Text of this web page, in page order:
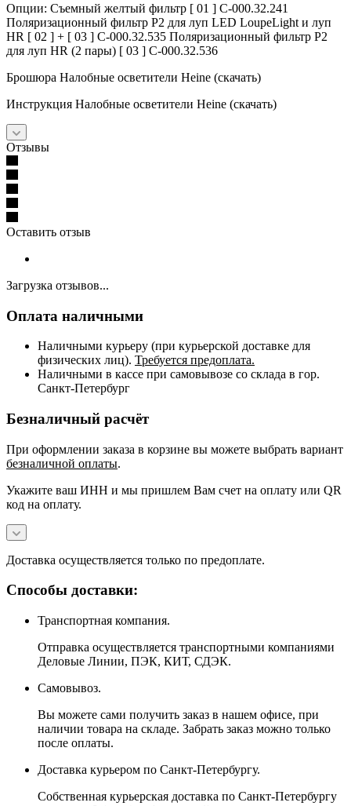
Опции: Съемный желтый фильтр [ 01 ] C-000.32.241
Поляризационный фильтр P2 для луп LED LoupeLight и луп
HR [ 02 ] + [ 03 ] C-000.32.535 Поляризационный фильтр P2
для луп HR (2 пары) [ 03 ] C-000.32.536
Брошюра Налобные осветители Heine (скачать)
Инструкция Налобные осветители Heine (скачать)
Отзывы
Оставить отзыв
Загрузка отзывов...
Оплата наличными
Наличными курьеру (при курьерской доставке для
физических лиц). Требуется предоплата.
Наличными в кассе при самовывозе со склада в гор.
Санкт-Петербург
Безналичный расчёт
При оформлении заказа в корзине вы можете выбрать вариант
безналичной оплаты.
Укажите ваш ИНН и мы пришлем Вам счет на оплату или QR
код на оплату.
Доставка осуществляется только по предоплате.
Способы доставки:
Транспортная компания.
Отправка осуществляется транспортными компаниями
Деловые Линии, ПЭК, КИТ, СДЭК.
Самовывоз.
Вы можете сами получить заказ в нашем офисе, при
наличии товара на складе. Забрать заказ можно только
после оплаты.
Доставка курьером по Санкт-Петербургу.
Собственная курьерская доставка по Санкт-Петербургу